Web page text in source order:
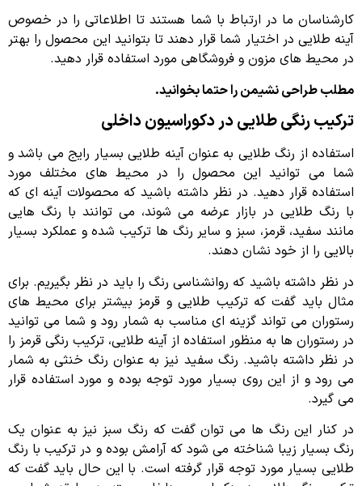
کارشناسان ما در ارتباط با شما هستند تا اطلاعاتی را در خصوص
آینه طلایی در اختیار شما قرار دهند تا بتوانید این محصول را بهتر
در محیط های مزون و فروشگاهی مورد استفاده قرار دهید.
مطلب طراحی نشیمن را حتما بخوانید.
ترکیب رنگی طلایی در دکوراسیون داخلی
استفاده از رنگ طلایی به عنوان آینه طلایی بسیار رایج می باشد و
شما می توانید این محصول را در محیط های مختلف مورد
استفاده قرار دهید. در نظر داشته باشید که محصولات آینه ای که
با رنگ طلایی در بازار عرضه می شوند، می توانند با رنگ هایی
مانند سفید، قرمز، سبز و سایر رنگ ها ترکیب شده و عملکرد بسیار
بالایی را از خود نشان دهند.
در نظر داشته باشید که روانشناسی رنگ را باید در نظر بگیریم. برای
مثال باید گفت که ترکیب طلایی و قرمز بیشتر برای محیط های
رستوران می تواند گزینه ای مناسب به شمار رود و شما می توانید
در رستوران ها به منظور استفاده از آینه طلایی، ترکیب رنگی قرمز را
در نظر داشته باشید. رنگ سفید نیز به عنوان رنگ خنثی به شمار
می رود و از این روی بسیار مورد توجه بوده و مورد استفاده قرار
می گیرد.
در کنار این رنگ ها می توان گفت که رنگ سبز نیز به عنوان یک
رنگ بسیار زیبا شناخته می شود که آرامش بوده و در ترکیب با رنگ
طلایی بسیار مورد توجه قرار گرفته است. با این حال باید گفت که